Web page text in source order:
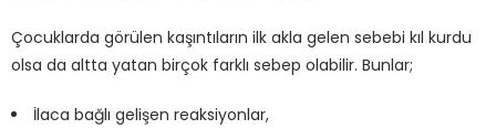
Çocuklarda görülen kaşıntıların ilk akla gelen sebebi kıl kurdu
olsa da altta yatan birçok farklı sebep olabilir. Bunlar;
İlaca bağlı gelişen reaksiyonlar,